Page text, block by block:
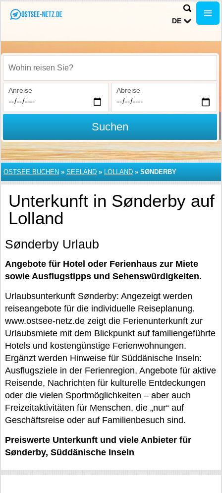
DE
Wohin reisen Sie?
Anreise Abreise
Suchen
OSTSEE BUCHEN » SEELAND » LOLLAND » SØNDERBY
Unterkunft in Sønderby auf
Lolland
Sønderby Urlaub
Angebote für Hotel oder Ferienhaus zur Miete
sowie Ausflugstipps und Sehenswürdigkeiten.
Urlaubsunterkunft Sønderby: Angezeigt werden
reiseangebote für die individuelle Reiseplanung.
www.ostsee-netz.de zeigt die Ferienunterkunft zur
Urlaubsmiete mit dem Blickpunkt auf familiengeführte
Hotels und kostengünstige Ferienwohnungen.
Ergänzt werden Hinweise für Süddänische Inseln:
Ausflugsziele in der Ferienregion, Angebote für aktive
Reisende, Nachrichten für kulturelle Entdeckungen
oder die vielen Sportmöglichkeiten – aber auch
Freizeitaktivitäten für Menschen, die „nur“ auf
Geschäftsreise oder auf Familienbesuch sind.
Preiswerte Unterkunft und viele Anbieter für
Sønderby, Süddänische Inseln